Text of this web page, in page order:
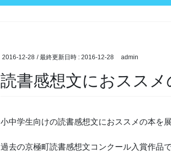
2016-12-28 / 最終更新日時 : 2016-12-28 admin
読書感想文におススメ
小中学生向けの読書感想文におススメの本を展
過去の京極町読書感想文コンクール入賞作品